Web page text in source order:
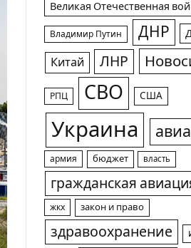
Великая Отечественная
Владимир Путин ДНР
Китай ЛНР
РПЦ СВО США
Украина
армия бюджет власть
гражданская
жкх закон и право
здравоохранение